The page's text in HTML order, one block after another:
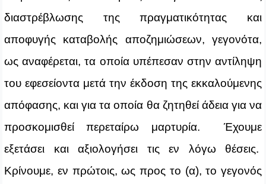
διαστρέβλωσης της πραγματικότητας και
αποφυγής καταβολής αποζημιώσεων, γεγονότα,
ως αναφέρεται, τα οποία υπέπεσαν στην αντίληψη
του εφεσείοντα μετά την έκδοση της εκκαλούμενης
απόφασης, και για τα οποία θα ζητηθεί άδεια για να
προσκομισθεί περεταίρω μαρτυρία. Έχουμε
εξετάσει και αξιολογήσει τις εν λόγω θέσεις.
Κρίνουμε, εν πρώτοις, ως προς το (α), το γεγονός